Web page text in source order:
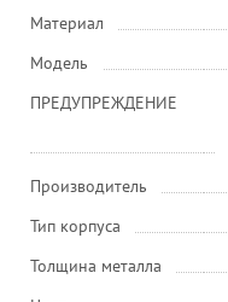
Материал
Модель
ПРЕДУПРЕЖДЕНИЕ
Производитель
Тип корпуса
Толщина металла